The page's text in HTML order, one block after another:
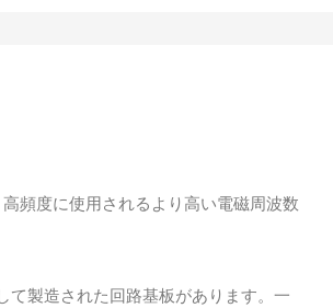
頻度に使用されるより高い電磁周波数
製造された回路基板があります。 一